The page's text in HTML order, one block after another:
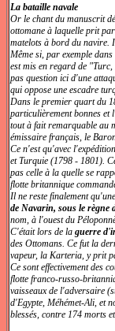
La bataille navale
Or le chant du manuscrit
ottomane à laquelle prit
matelots à bord du navire.
Même si, par exemple
est mis en regard de
pas question ici d'une
qui oppose une escadre
Dans le premier quart du
particulièrement bonnes et
tout à fait remarquable au
émissaire français, le
Ce n'est qu'avec
et Turquie (1798 - 1801).
pas celle à la quelle se
flotte britannique
Il ne reste finalement
de Navarin, sous le règne
nom, à l'ouest du
C'était lors de la guerre
des Ottomans. Ce fut la
vapeur, la Karteria, y prit
Ce sont effectivement des
flotte franco-russo-
vaisseaux de l'adversaire
d'Egypte, Méhémet-Ali, et
blessés, contre 174 morts